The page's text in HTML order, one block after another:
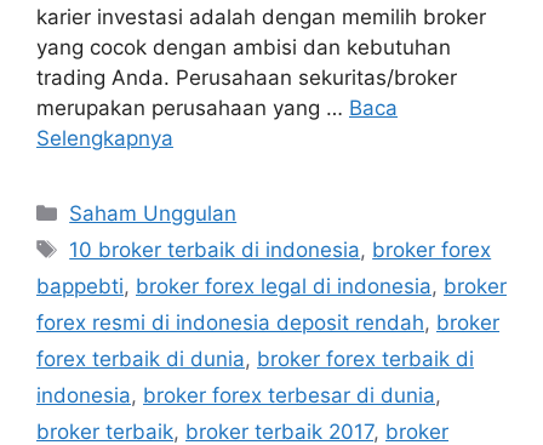
karier investasi adalah dengan memilih broker
yang cocok dengan ambisi dan kebutuhan
trading Anda. Perusahaan sekuritas/broker
merupakan perusahaan yang … Baca
Selengkapnya
Kategori
Saham Unggulan
Tag
10 broker terbaik di indonesia, broker forex
bappebti, broker forex legal di indonesia, broker
forex resmi di indonesia deposit rendah, broker
forex terbaik di dunia, broker forex terbaik di
indonesia, broker forex terbesar di dunia,
broker terbaik, broker terbaik 2017, broker